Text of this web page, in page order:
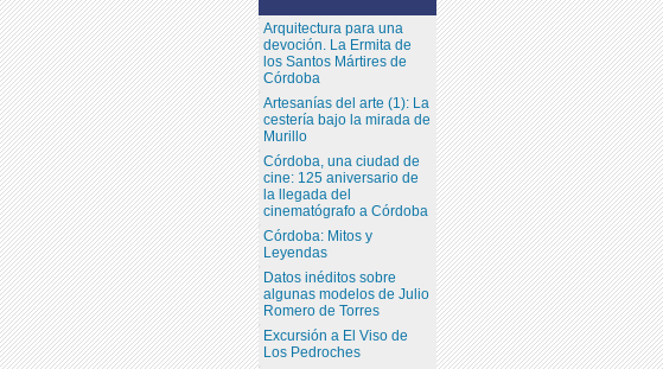
Arquitectura para una
devoción. La Ermita de
los Santos Mártires de
Córdoba
Artesanías del arte (1): La
cestería bajo la mirada de
Murillo
Córdoba, una ciudad de
cine: 125 aniversario de
la llegada del
cinematógrafo a Córdoba
Córdoba: Mitos y
Leyendas
Datos inéditos sobre
algunas modelos de Julio
Romero de Torres
Excursión a El Viso de
Los Pedroches